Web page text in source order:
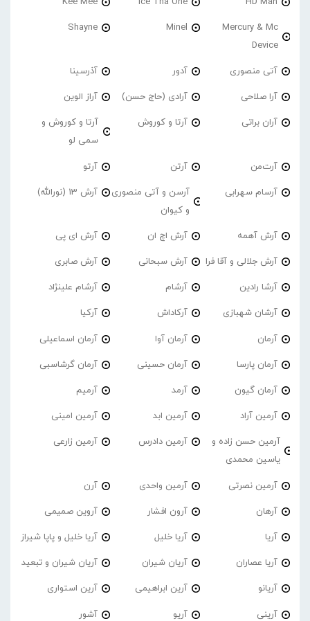
Mercury & Mc
Device
Minel
Shayne
آتی منصوری آدور آذرسینا
آرا صلاحی آرادی (حاج حسن) آراز الوین
آران براتی آرتا و کوروش
آرتا و کوروش و
سمی لو
آرت‌من آرتن آرتو
آرسام سهرابی
آرسن و آتی منصوری
و کیوان
آرش 13 (نورالله)
آرش آهمه آرش اچ ان آرش ای پی
آرش جلالی و آقا فرا آرش سبحانی آرش صابری
آرشا رادین آرشام آرشام علینژاد
آرشان شهبازی آرکاداش آرکیا
آرمان آرمان آوا آرمان اسماعیلی
آرمان پارسا آرمان حسینی آرمان گرشاسبی
آرمان گیون آرمد آرمیم
آرمین آراد آرمین ابد آرمین امینی
آرمین حسن زاده و
یاسین محمدی
آرمین دادرس آرمین زارعی
آرمین نصرتی آرمین واحدی آرن
آرهان آرون افشار آروین صمیمی
آریا آریا خلیل آریا خلیل و پاپا شیراز
آریا عصاران آریان شیران آریان شیران و تبعید
آریانو آرین ابراهیمی آرین استواری
آرینی آریو آشور